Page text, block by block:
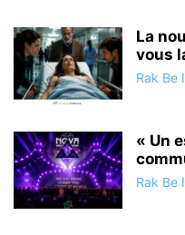
La
vous
Rak Be
« Un
Rak Be